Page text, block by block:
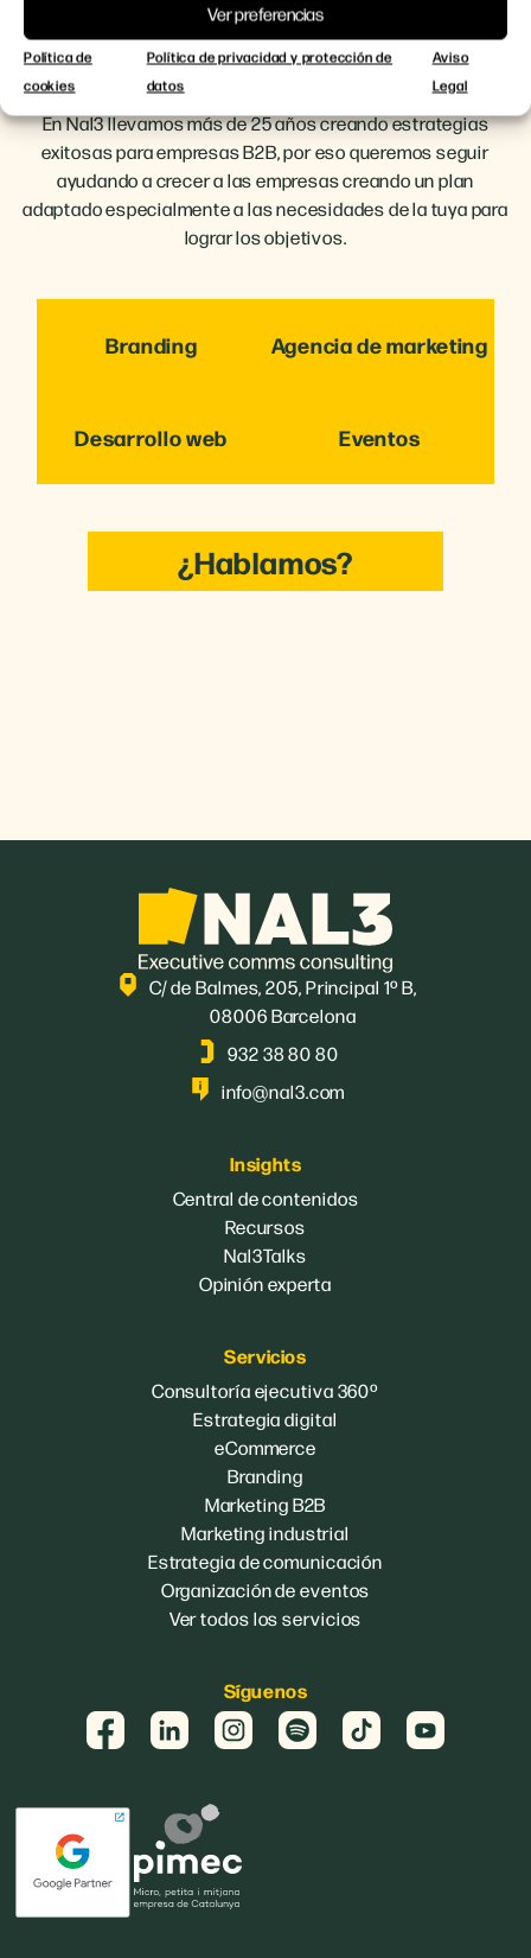
Ver preferencias
Política de
cookies
Política de privacidad y protección de
datos
Aviso
Legal
Nuestros servicios para
empresas B2B
En Nal3 llevamos más de 25 años creando estrategias
exitosas para empresas B2B, por eso queremos seguir
ayudando a crecer a las empresas creando un plan
adaptado especialmente a las necesidades de la tuya para
lograr los objetivos.
Branding Agencia de marketing
Desarrollo web Eventos
¿Hablamos?
C/ de Balmes, 205, Principal 1º B,
08006 Barcelona
932 38 80 80
info@nal3.com
Insights
Central de contenidos
Recursos
Nal3Talks
Opinión experta
Servicios
Consultoría ejecutiva 360º
Estrategia digital
eCommerce
Branding
Marketing B2B
Marketing industrial
Estrategia de comunicación
Organización de eventos
Ver todos los servicios
Síguenos